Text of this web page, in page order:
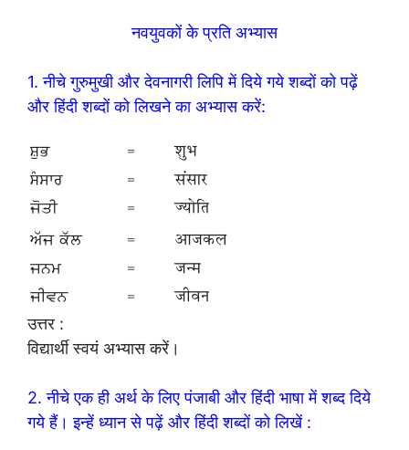
नवयुवकों के प्रति अभ्यास
1. नीचे गुरुमुखी और देवनागरी लिपि में दिये गये शब्दों को पढ़ें
और हिंदी शब्दों को लिखने का अभ्यास करें:
उत्तर :
विद्यार्थी स्वयं अभ्यास करें।
2. नीचे एक ही अर्थ के लिए पंजाबी और हिंदी भाषा में शब्द दिये
गये हैं। इन्हें ध्यान से पढ़ें और हिंदी शब्दों को लिखें :